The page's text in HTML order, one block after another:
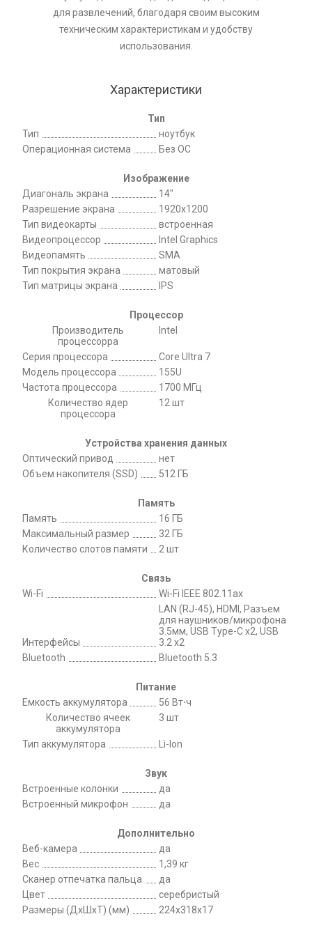
для развлечений, благодаря своим высоким
техническим характеристикам и удобству
использования.
Характеристики
Тип
Тип
ноутбук
Операционная система
Без ОС
Изображение
Диагональ экрана
14"
Разрешение экрана
1920x1200
Тип видеокарты
встроенная
Видеопроцессор
Intel Graphics
Видеопамять
SMA
Тип покрытия экрана
матовый
Тип матрицы экрана
IPS
Процессор
Производитель
процессорра
Intel
Серия процессора
Core Ultra 7
Модель процессора
155U
Частота процессора
1700 МГц
Количество ядер
процессора
12 шт
Устройства хранения данных
Оптический привод
нет
Объем накопителя (SSD)
512 ГБ
Память
Память
16 ГБ
Максимальный размер
32 ГБ
Количество слотов памяти
2 шт
Связь
Wi-Fi
Wi-Fi IEEE 802.11ax
Интерфейсы
LAN (RJ-45), HDMI, Разъем
для наушников/микрофона
3.5мм, USB Type-C x2, USB
3.2 х2
Bluetooth
Bluetooth 5.3
Питание
Емкость аккумулятора
56 Вт⋅ч
Количество ячеек
аккумулятора
3 шт
Тип аккумулятора Li-Ion
Звук
Встроенные колонки
да
Встроенный микрофон
да
Дополнительно
Веб-камера
да
Вес
1,39 кг
Сканер отпечатка пальца
да
Цвет
серебристый
Размеры (ДхШхТ) (мм)
224x318x17